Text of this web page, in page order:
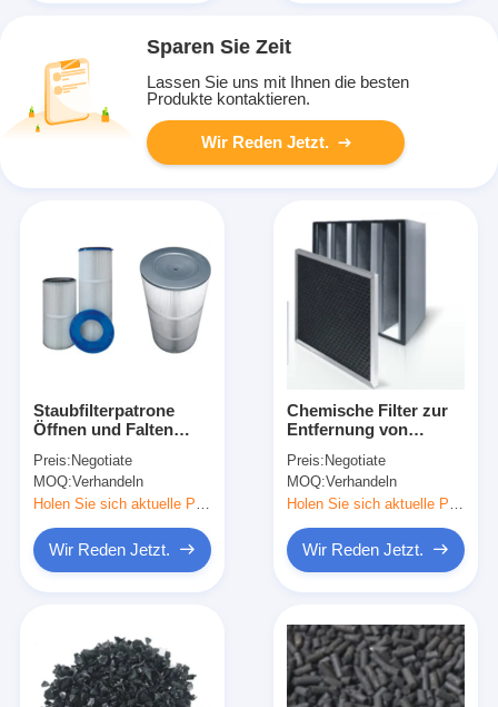
Sparen Sie Zeit
Lassen Sie uns mit Ihnen die besten
Produkte kontaktieren.
Wir Reden Jetzt.
Staubfilterpatrone
Öffnen und Falten
Erhöhung der
effektiven
Fitrationsfläche
Preis: Negotiate
MOQ:Verhandeln
Wir Reden Jetzt.
Chemische Filter zur
Entfernung von
Stinkendes oder
verschmutztes
chemisches Gas
Preis: Negotiate
MOQ:Verhandeln
Wir Reden Jetzt.